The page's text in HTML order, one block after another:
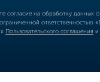
согласие на обработку
Пользовательского соглашения и